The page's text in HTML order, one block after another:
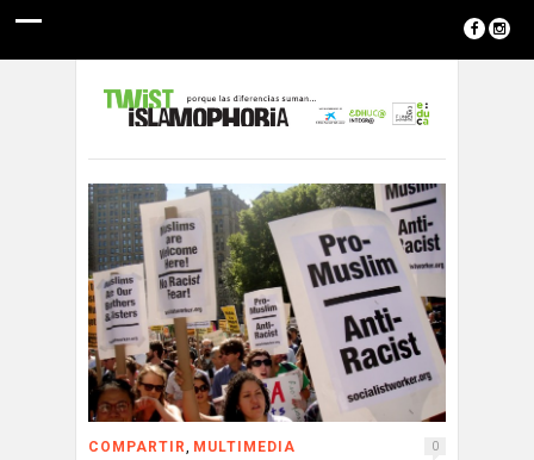
COMPARTIR, MULTIMEDIA 0